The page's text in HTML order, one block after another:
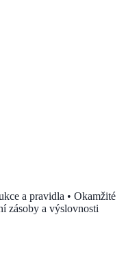
a pravidla • Okamžité
zásoby a výslovnosti